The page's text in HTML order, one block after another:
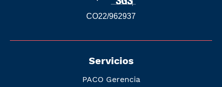
CO22/962937
Servicios
PACO Gerencia